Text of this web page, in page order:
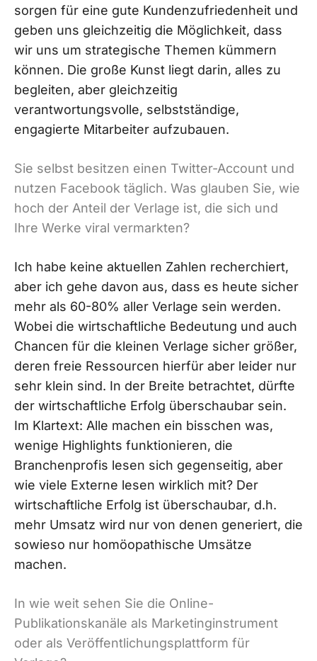
sorgen für eine gute Kundenzufriedenheit und
geben uns gleichzeitig die Möglichkeit, dass
wir uns um strategische Themen kümmern
können. Die große Kunst liegt darin, alles zu
begleiten, aber gleichzeitig
verantwortungsvolle, selbstständige,
engagierte Mitarbeiter aufzubauen.
Sie selbst besitzen einen Twitter-Account und
nutzen Facebook täglich. Was glauben Sie, wie
hoch der Anteil der Verlage ist, die sich und
Ihre Werke viral vermarkten?
Ich habe keine aktuellen Zahlen recherchiert,
aber ich gehe davon aus, dass es heute sicher
mehr als 60-80% aller Verlage sein werden.
Wobei die wirtschaftliche Bedeutung und auch
Chancen für die kleinen Verlage sicher größer,
deren freie Ressourcen hierfür aber leider nur
sehr klein sind. In der Breite betrachtet, dürfte
der wirtschaftliche Erfolg überschaubar sein.
Im Klartext: Alle machen ein bisschen was,
wenige Highlights funktionieren, die
Branchenprofis lesen sich gegenseitig, aber
wie viele Externe lesen wirklich mit? Der
wirtschaftliche Erfolg ist überschaubar, d.h.
mehr Umsatz wird nur von denen generiert, die
sowieso nur homöopathische Umsätze
machen.
In wie weit sehen Sie die Online-
Publikationskanäle als Marketinginstrument
oder als Veröffentlichungsplattform für